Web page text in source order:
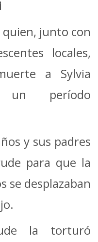
quien, junto con
locales,
a Sylvia
un período
y sus padres
para que la
se desplazaban
la torturó